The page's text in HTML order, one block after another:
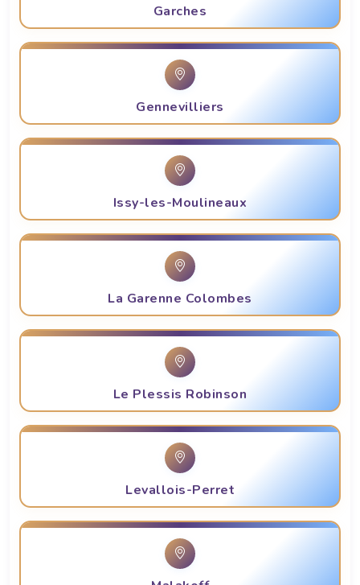
Garches
Gennevilliers
Issy-les-Moulineaux
La Garenne Colombes
Le Plessis Robinson
Levallois-Perret